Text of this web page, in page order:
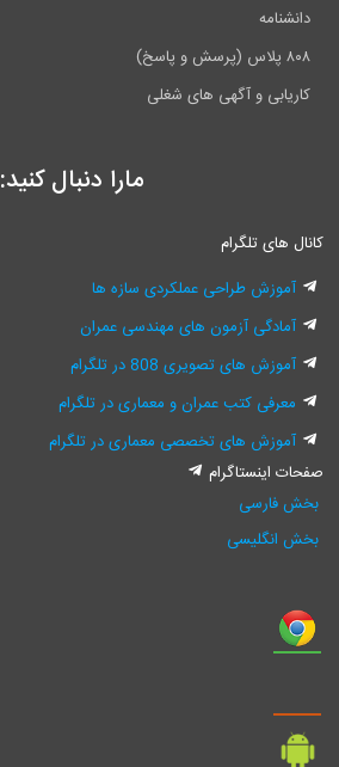
دانشنامه
۸۰۸ پلاس (پرسش و پاسخ)
کاریابی و آگهی های شغلی
مارا دنبال کنید:
کانال های تلگرام
آموزش طراحی عملکردی سازه ها
آمادگی آزمون های مهندسی عمران
آموزش های تصویری 808 در تلگرام
معرفی کتب عمران و معماری در تلگرام
آموزش های تخصصی معماری در تلگرام
صفحات اینستاگرام
بخش فارسی
بخش انگلیسی